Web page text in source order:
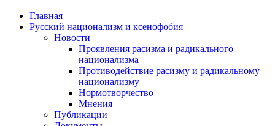
Главная
Русский национализм и ксенофобия
Новости
Проявления расизма и радикального
национализма
Противодействие расизму и радикальному
национализму
Нормотворчество
Мнения
Публикации